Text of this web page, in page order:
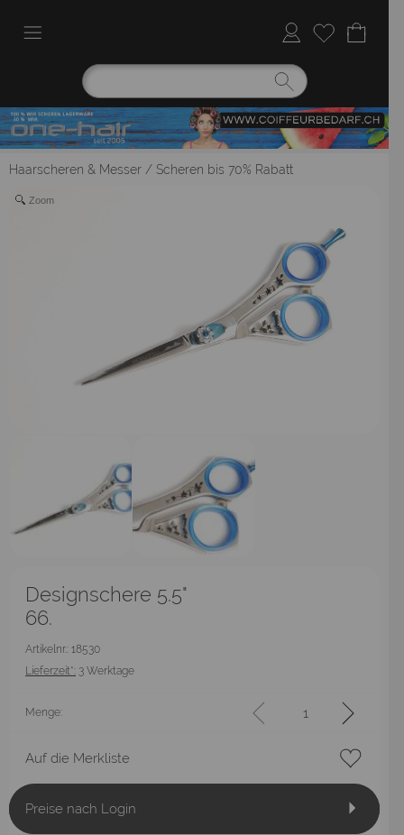
Haarscheren & Messer / Scheren bis 70% Rabatt
Zoom
Designschere 5.5"
66.
Artikelnr.: 18530
Lieferzeit*: 3 Werktage
Menge:
Auf die Merkliste
Preise nach Login